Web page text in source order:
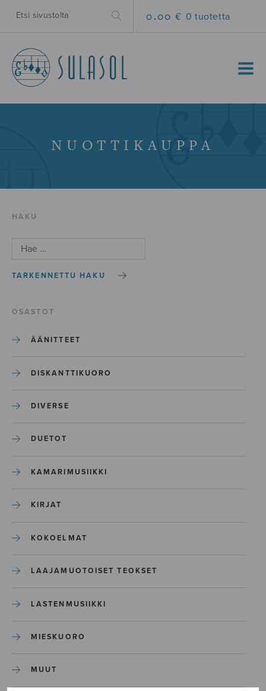
0.00 € 0 tuotetta
MENU
NUOTTIKAUPPA
HAKU
TARKENNETTU HAKU
OSASTOT
ÄÄNITTEET
DISKANTTIKUORO
DIVERSE
DUETOT
KAMARIMUSIIKKI
KIRJAT
KOKOELMAT
LAAJAMUOTOISET TEOKSET
LASTENMUSIIKKI
MIESKUORO
MUUT